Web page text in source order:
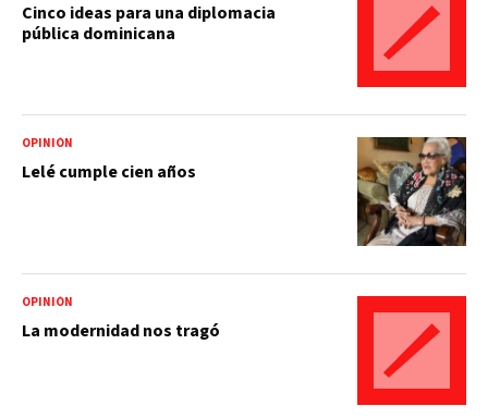
Cinco ideas para una diplomacia
pública dominicana
OPINIÓN
Lelé cumple cien años
OPINIÓN
La modernidad nos tragó